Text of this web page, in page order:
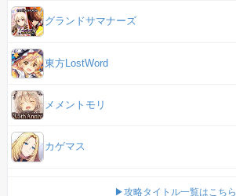
グランドサマナーズ
東方LostWord
メメントモリ
カゲマス
▶攻略タイトル一覧はこちら